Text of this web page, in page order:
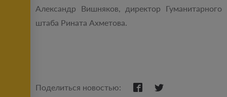
Александр Вишняков, директор Гуманитарного
штаба Рината Ахметова.
Поделиться новостью: